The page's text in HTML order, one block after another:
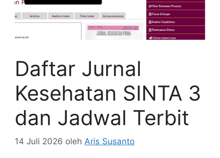
Daftar Jurnal
Kesehatan SINTA 3
dan Jadwal Terbit
14 Juli 2026 oleh Aris Susanto